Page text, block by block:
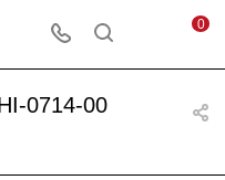
0
0714-00